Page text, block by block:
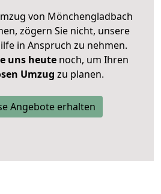
von Mönchengladbach
zögern Sie nicht, unsere
in Anspruch zu nehmen.
uns heutenoch, um Ihren
Umzug zu planen.
Angebote erhalten